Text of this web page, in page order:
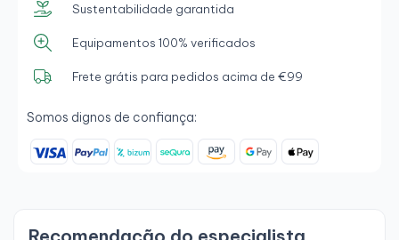
Sustentabilidade garantida
Equipamentos 100% verificados
Frete grátis para pedidos acima de €99
Somos dignos de confiança: